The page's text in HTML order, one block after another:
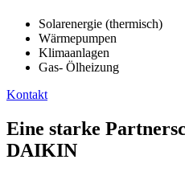
Solarenergie (thermisch)
Wärmepumpen
Klimaanlagen
Gas- Ölheizung
Kontakt
Eine starke
DAIKIN